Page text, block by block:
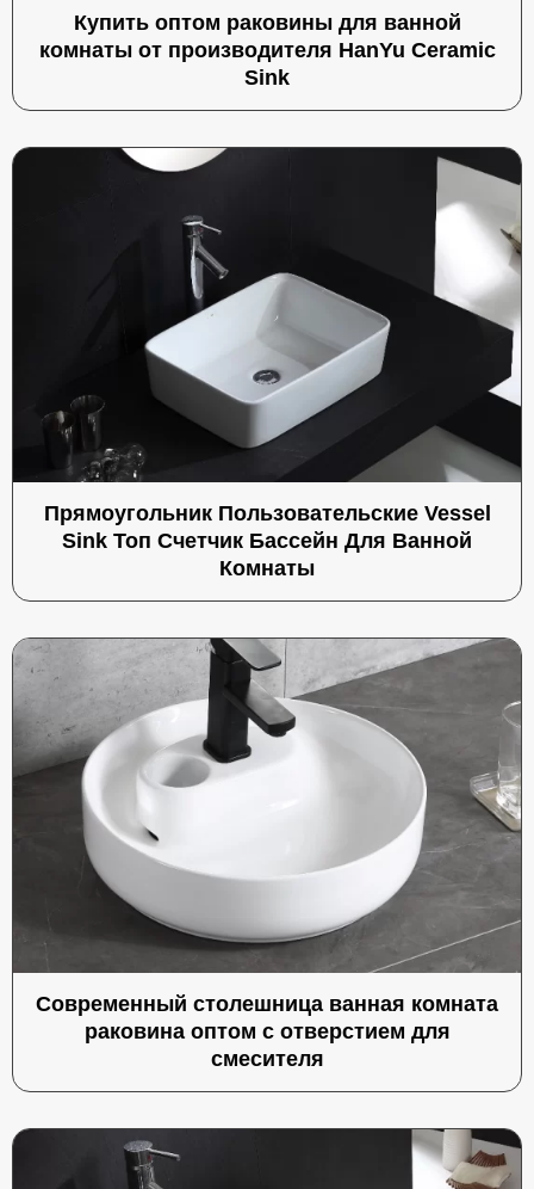
Купить оптом раковины для ванной
комнаты от производителя HanYu Ceramic
Sink
Прямоугольник Пользовательские Vessel
Sink Топ Счетчик Бассейн Для Ванной
Комнаты
Современный столешница ванная комната
раковина оптом с отверстием для
смесителя